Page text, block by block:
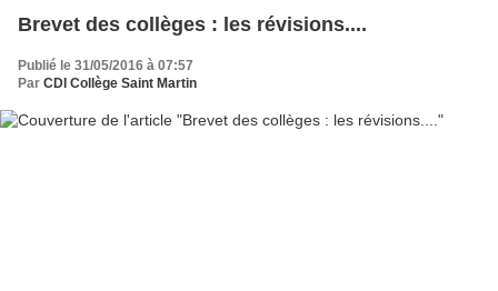
Brevet des collèges : les révisions....
Publié le 31/05/2016 à 07:57
Par CDI Collège Saint Martin